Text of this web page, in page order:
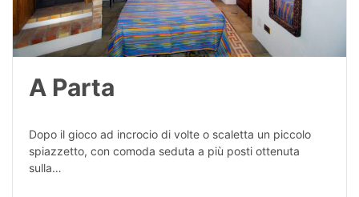
A Parta
Dopo il gioco ad incrocio di volte o scaletta un piccolo
spiazzetto, con comoda seduta a più posti ottenuta
sulla…